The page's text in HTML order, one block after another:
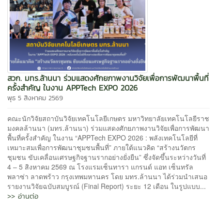
สวก. มทร.ล้านนา ร่วมแสดงศักยภาพงานวิจัยเพื่อการพัฒนาพื้นที่
ครั้งสำคัญ ในงาน APPTech EXPO 2026
พุธ 5 สิงหาคม 2569
คณะนักวิจัยสถาบันวิจัยเทคโนโลยีเกษตร มหาวิทยาลัยเทคโนโลยีราช
มงคลล้านนา (มทร.ล้านนา) ร่วมแสดงศักยภาพงานวิจัยเพื่อการพัฒนา
พื้นที่ครั้งสำคัญ ในงาน “APPTech EXPO 2026 : พลังเทคโนโลยีที่
เหมาะสมเพื่อการพัฒนาชุมชนพื้นที่” ภายใต้แนวคิด “สร้างนวัตกร
ชุมชน ขับเคลื่อนเศรษฐกิจฐานรากอย่างยั่งยืน” ซึ่งจัดขึ้นระหว่างวันที่
4 – 5 สิงหาคม 2569 ณ โรงแรมเซ็นทารา แกรนด์ แอท เซ็นทรัล
พลาซ่า ลาดพร้าว กรุงเทพมหานคร โดย มทร.ล้านนา ได้ร่วมนำเสนอ
รายงานวิจัยฉบับสมบูรณ์ (Final Report) ระยะ 12 เดือน ในรูปแบบ...
>> อ่านต่อ